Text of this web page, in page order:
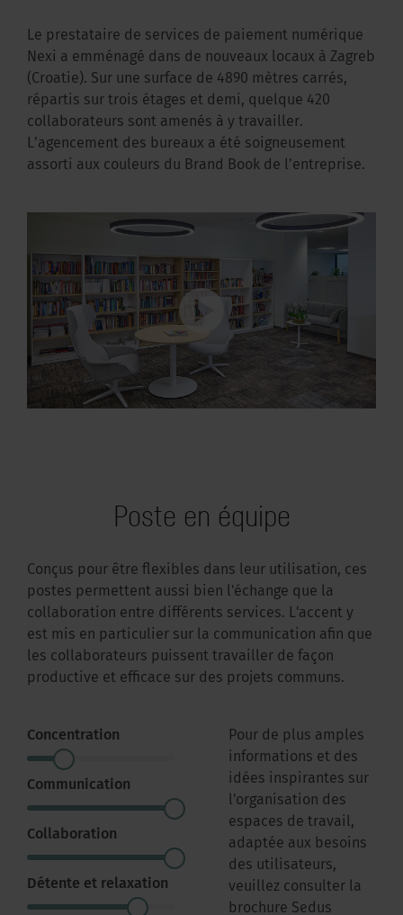
Le prestataire de services de paiement numérique
Nexi a emménagé dans de nouveaux locaux à Zagreb
(Croatie). Sur une surface de 4890 mètres carrés,
répartis sur trois étages et demi, quelque 420
collaborateurs sont amenés à y travailler.
L’agencement des bureaux a été soigneusement
assorti aux couleurs du Brand Book de l’entreprise.
Poste en équipe
Conçus pour être flexibles dans leur utilisation, ces
postes permettent aussi bien l'échange que la
collaboration entre différents services. L'accent y
est mis en particulier sur la communication afin que
les collaborateurs puissent travailler de façon
productive et efficace sur des projets communs.
Concentration
Communication
Collaboration
Détente et relaxation
Pour de plus amples
informations et des
idées inspirantes sur
l'organisation des
espaces de travail,
adaptée aux besoins
des utilisateurs,
veuillez consulter la
brochure Sedus